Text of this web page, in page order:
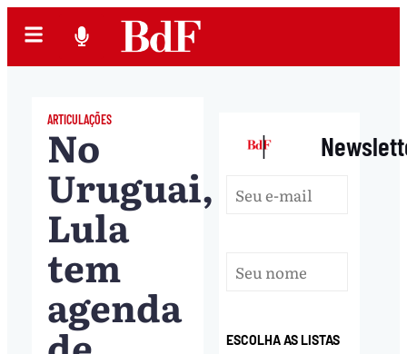
ARTICULAÇÕES
No
Uruguai,
Lula
tem
agenda
|
ESCOLHA AS LISTAS